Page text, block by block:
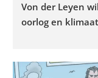
Von der Leyen
oorlog en klimaat